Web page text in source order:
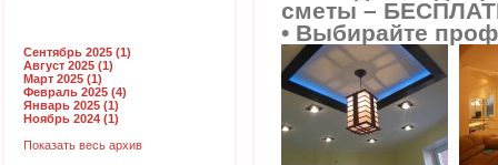
Сентябрь 2025 (1)
Август 2025 (1)
Март 2025 (1)
Февраль 2025 (4)
Январь 2025 (1)
Ноябрь 2024 (1)
Показать весь архив
сметы –
• Выбирайте